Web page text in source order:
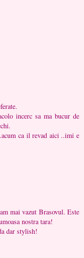
incerc sa ma bucur de
ca il revad aici ..imi e
mai vazut Brasovul. Este
nostra tara!
dar stylish!